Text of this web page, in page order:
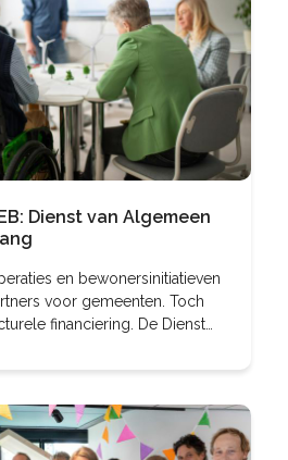
Dienst van Algemeen
en bewonersinitiatieven
voor gemeenten. Toch
financiering. De Dienst